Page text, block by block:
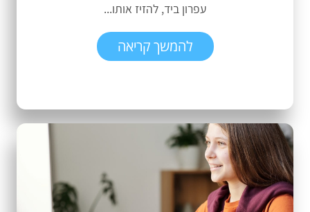
עפרון ביד, להזיז אותו...
להמשך קריאה